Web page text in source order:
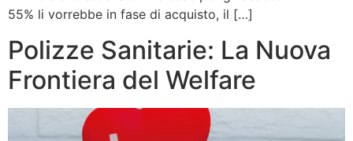
55% li vorrebbe in fase di acquisto, il […]
Polizze Sanitarie: La Nuova
Frontiera del Welfare